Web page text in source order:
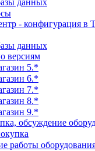
данных
- конфигурация в
данных
версиям
5.*
6.*
7.*
8.*
9.*
обсуждение
работы